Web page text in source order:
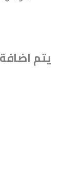
يتم اضافة 14% ضريبة القيمة